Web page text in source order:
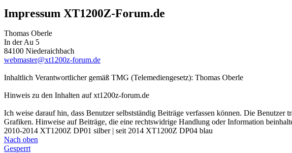
Impressum XT1200Z-Forum.de
Thomas Oberle
In der Au 5
84100 Niederaichbach
webmaster@xt1200z-forum.de
Inhaltlich Verantwortlicher gemäß TMG (Telemediengesetz): Thomas Oberle
Hinweis zu den Inhalten auf xt1200z-forum.de
Ich weise darauf hin, dass Benutzer selbstständig Beiträge verfassen können. Die
Grafiken. Hinweise auf Beiträge, die eine rechtswidrige Handlung oder Information
2010-2014 XT1200Z DP01 silber | seit 2014 XT1200Z DP04 blau
Nach oben
Gesperrt